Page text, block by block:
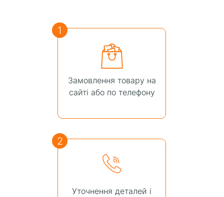
1
Замовлення товару на
сайті або по телефону
2
Уточнення деталей і